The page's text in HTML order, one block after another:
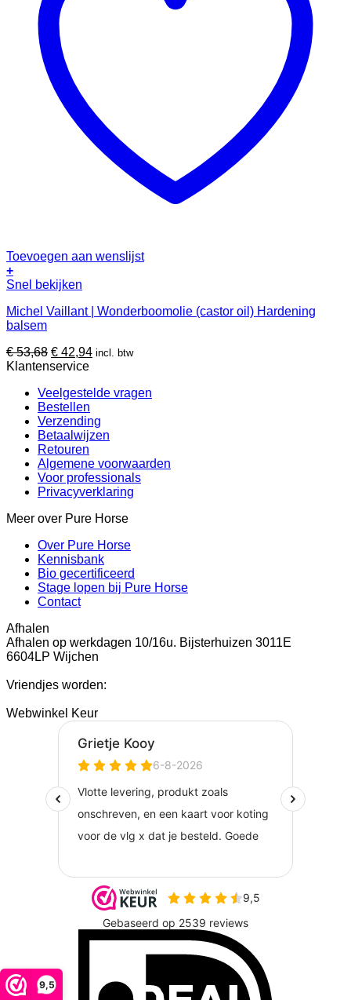
9,5
Toevoegen aan wenslijst
+
Dit
heeft
meerdere
Deze
optie
gekozen
worden
productpagina
Snel bekijken
Michel Vaillant | Wonderboomolie (castor oil) Hardening
balsem
€53,68 Oorspronkelijke
prijs
€ 53,68.
€ 42,94Huidige
€ 42,94.
incl. btw
Klantenservice
Veelgestelde vragen
Bestellen
Verzending
Betaalwijzen
Retouren
Algemene voorwaarden
Voor professionals
Privacyverklaring
Meer over Pure Horse
Over Pure Horse
Kennisbank
Bio gecertificeerd
Stage lopen bij Pure Horse
Contact
Afhalen
Afhalen op werkdagen 10/16u. Bijsterhuizen 3011E
6604LP Wijchen
Vriendjes worden:
Webwinkel Keur